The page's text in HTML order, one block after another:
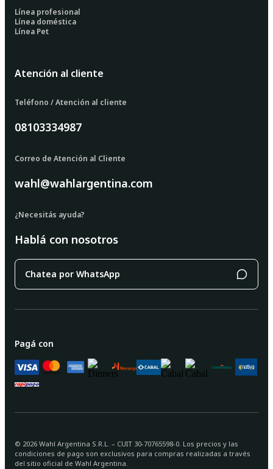
Línea profesional
Línea doméstica
Línea Pet
Atención al cliente
Teléfono / Atención al cliente
08103334987
Correo de Atención al Cliente
wahl@wahlargentina.com
¿Necesitás ayuda?
Hablá con nosotros
Chatea por WhatsApp
Pagá con
© 2026 Wahl Argentina S.R.L. – CUIT 30-70765598-0. Los precios y las
condiciones de pago son exclusivos para compras realizadas a través
del sitio oficial de Wahl Argentina.